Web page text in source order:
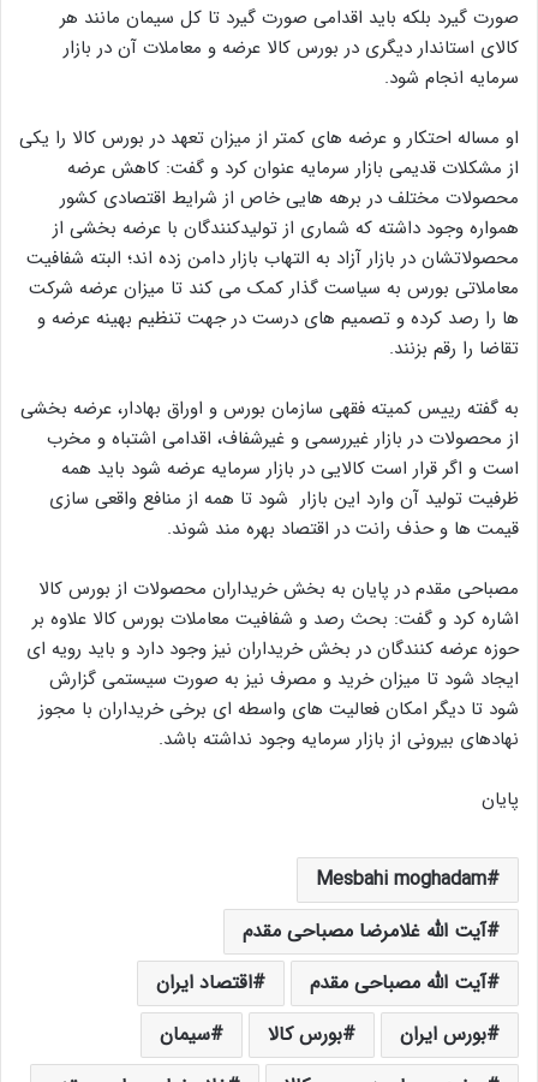
صورت گیرد بلکه باید اقدامی صورت گیرد تا کل سیمان مانند هر
کالای استاندار دیگری در بورس کالا عرضه و معاملات آن در بازار
سرمایه انجام شود.
او مساله احتکار و عرضه های کمتر از میزان تعهد در بورس کالا را یکی
از مشکلات قدیمی بازار سرمایه عنوان کرد و گفت: کاهش عرضه
محصولات مختلف در برهه هایی خاص از شرایط اقتصادی کشور
همواره وجود داشته که شماری از تولیدکنندگان با عرضه بخشی از
محصولاتشان در بازار آزاد به التهاب بازار دامن زده اند؛ البته شفافیت
معاملاتی بورس به سیاست گذار کمک می کند تا میزان عرضه شرکت
ها را رصد کرده و تصمیم های درست در جهت تنظیم بهینه عرضه و
تقاضا را رقم بزنند.
به گفته رییس کمیته فقهی سازمان بورس و اوراق بهادار، عرضه بخشی
از محصولات در بازار غیررسمی و غیرشفاف، اقدامی اشتباه و مخرب
است و اگر قرار است کالایی در بازار سرمایه عرضه شود باید همه
ظرفیت تولید آن وارد این بازار شود تا همه از منافع واقعی سازی
قیمت ها و حذف رانت در اقتصاد بهره مند شوند.
مصباحی مقدم در پایان به بخش خریداران محصولات از بورس کالا
اشاره کرد و گفت: بحث رصد و شفافیت معاملات بورس کالا علاوه بر
حوزه عرضه کنندگان در بخش خریداران نیز وجود دارد و باید رویه ای
ایجاد شود تا میزان خرید و مصرف نیز به صورت سیستمی گزارش
شود تا دیگر امکان فعالیت های واسطه ای برخی خریداران با مجوز
نهادهای بیرونی از بازار سرمایه وجود نداشته باشد.
پایان
Mesbahi moghadam
آیت الله غلامرضا مصباحی مقدم
آیت الله مصباحی مقدم
اقتصاد ایران
بورس ایران
بورس کالا
سیمان